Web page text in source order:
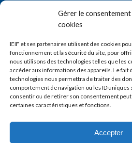
Gérer le consentement
cookies
IEIF et ses partenaires utilisent des cookies
fonctionnement et la sécurité du site, pour
nous utilisons des technologies telles que les
accéder aux informations des appareils. Le fait
technologies nous permettra de traiter des
comportement de navigation ou les ID uniques
consentir ou de retirer son consentement
certaines caractéristiques et fonctions.
Accepter
Prénom*
E-mail*